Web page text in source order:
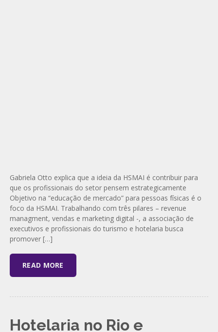
Gabriela Otto explica que a ideia da HSMAI é contribuir para
que os profissionais do setor pensem estrategicamente
Objetivo na “educação de mercado” para pessoas físicas é o
foco da HSMAI. Trabalhando com três pilares – revenue
managment, vendas e marketing digital -, a associação de
executivos e profissionais do turismo e hotelaria busca
promover […]
READ MORE
Hotelaria no Rio e